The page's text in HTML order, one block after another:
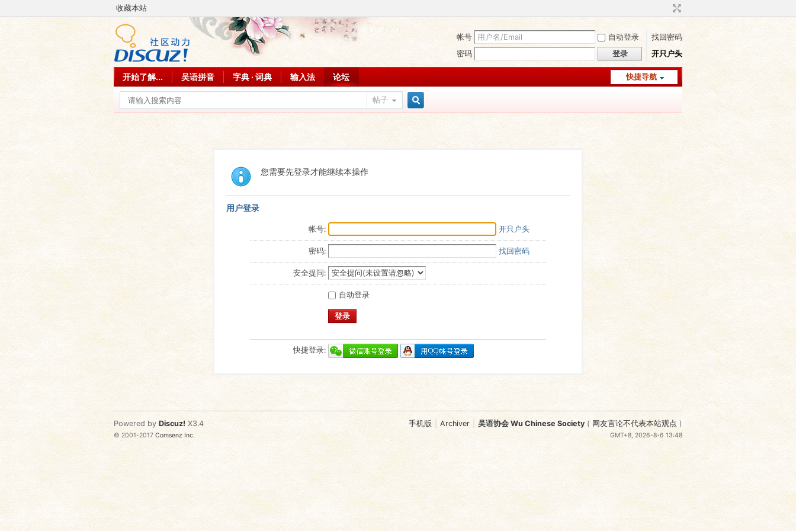
收藏本站
帐号 自动登录
找回密码
密码
登录 开只户头
快捷导航
开始了解... 吴语拼音 字典 · 词典 输入法 论坛
帖子
您需要先登录才能继续本操作
用户登录
帐号: 开只户头
密码: 找回密码
安全提问:
自动登录
登录
快捷登录:
手机版 Archiver 吴语协会 Wu Chinese Society ( 网友言论不代表本站观点 )
GMT+8, 2026-8-6 13:48
Powered by Discuz! X3.4
© 2001-2017Comsenz Inc.